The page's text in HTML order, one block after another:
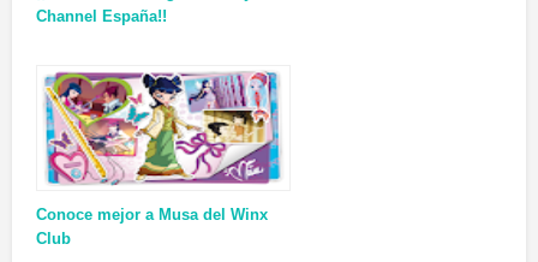
Channel España!!
Conoce mejor a Musa del Winx
Club